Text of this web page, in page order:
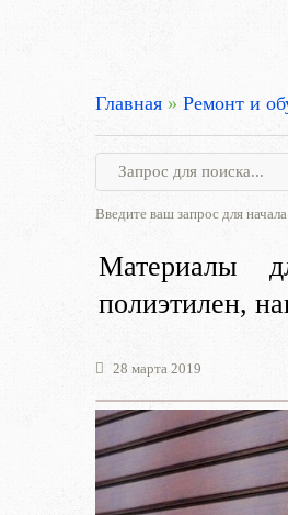
Главная » Ремонт и
Введите ваш запрос для
Материалы
полиэтилен,
28 марта 2019